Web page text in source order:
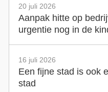
20 juli 2026
Aanpak hitte op
urgentie nog in de
16 juli 2026
Een fijne stad is ook
stad